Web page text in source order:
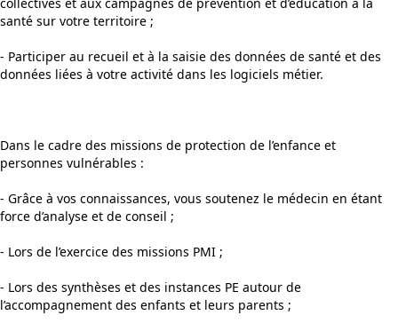
santé sur votre territoire ;
- Participer au recueil et à la saisie des données de santé et des
données liées à votre activité dans les logiciels métier.
Dans le cadre des missions de protection de l’enfance et
personnes vulnérables :
- Grâce à vos connaissances, vous soutenez le médecin en étant
force d’analyse et de conseil ;
- Lors de l’exercice des missions PMI ;
- Lors des synthèses et des instances PE autour de
l’accompagnement des enfants et leurs parents ;